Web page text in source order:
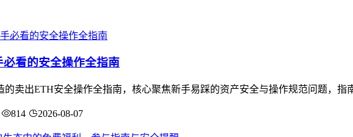
看的安全操作全指南
的卖出ETH安全操作全指南，核心聚焦新手易踩的资产安全与操作规范问题，指
814 2026-08-07